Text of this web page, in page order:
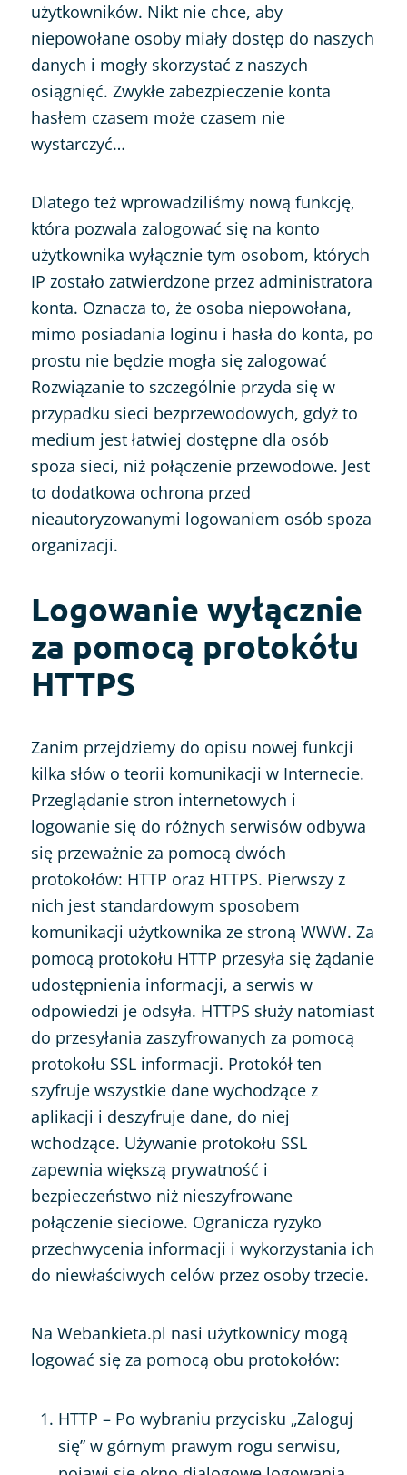
użytkowników. Nikt nie chce, aby
niepowołane osoby miały dostęp do naszych
danych i mogły skorzystać z naszych
osiągnięć. Zwykłe zabezpieczenie konta
hasłem czasem może czasem nie
wystarczyć…
Dlatego też wprowadziliśmy nową funkcję,
która pozwala zalogować się na konto
użytkownika wyłącznie tym osobom, których
IP zostało zatwierdzone przez administratora
konta. Oznacza to, że osoba niepowołana,
mimo posiadania loginu i hasła do konta, po
prostu nie będzie mogła się zalogować
Rozwiązanie to szczególnie przyda się w
przypadku sieci bezprzewodowych, gdyż to
medium jest łatwiej dostępne dla osób
spoza sieci, niż połączenie przewodowe. Jest
to dodatkowa ochrona przed
nieautoryzowanymi logowaniem osób spoza
organizacji.
Logowanie wyłącznie
za pomocą protokółu
HTTPS
Zanim przejdziemy do opisu nowej funkcji
kilka słów o teorii komunikacji w Internecie.
Przeglądanie stron internetowych i
logowanie się do różnych serwisów odbywa
się przeważnie za pomocą dwóch
protokołów: HTTP oraz HTTPS. Pierwszy z
nich jest standardowym sposobem
komunikacji użytkownika ze stroną WWW. Za
pomocą protokołu HTTP przesyła się żądanie
udostępnienia informacji, a serwis w
odpowiedzi je odsyła. HTTPS służy natomiast
do przesyłania zaszyfrowanych za pomocą
protokołu SSL informacji. Protokół ten
szyfruje wszystkie dane wychodzące z
aplikacji i deszyfruje dane, do niej
wchodzące. Używanie protokołu SSL
zapewnia większą prywatność i
bezpieczeństwo niż nieszyfrowane
połączenie sieciowe. Ogranicza ryzyko
przechwycenia informacji i wykorzystania ich
do niewłaściwych celów przez osoby trzecie.
Na Webankieta.pl nasi użytkownicy mogą
logować się za pomocą obu protokołów:
HTTP – Po wybraniu przycisku „Zaloguj
się” w górnym prawym rogu serwisu,